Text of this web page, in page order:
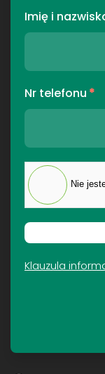
Imię i
Nr telefonu *
Nie
Klauzula